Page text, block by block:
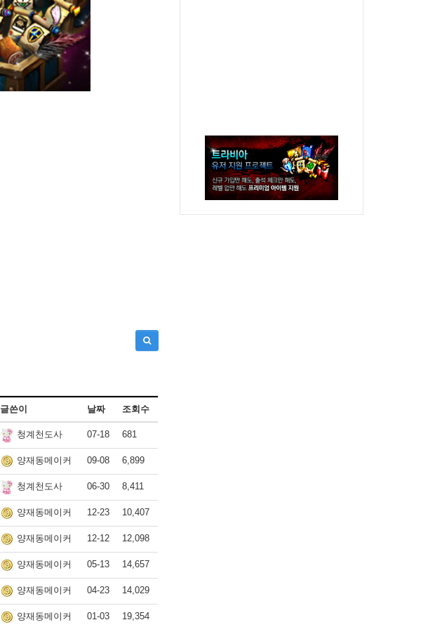
글쓴이 날짜 조회수
청계천도사 07-18 681
양재동메이커 09-08 6,899
청계천도사 06-30 8,411
양재동메이커 12-23 10,407
양재동메이커 12-12 12,098
양재동메이커 05-13 14,657
양재동메이커 04-23 14,029
양재동메이커 01-03 19,354